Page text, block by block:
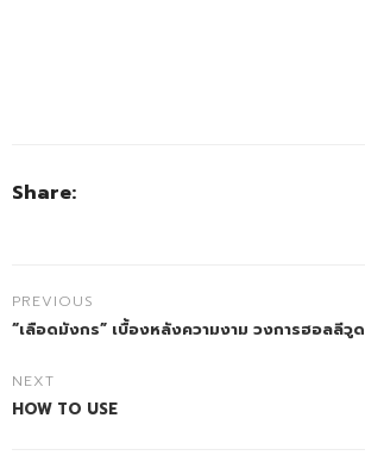
Share:
PREVIOUS
“เลือดมังกร” เบื้องหลังความงาม วงการฮอลลีวูด
NEXT
HOW TO USE